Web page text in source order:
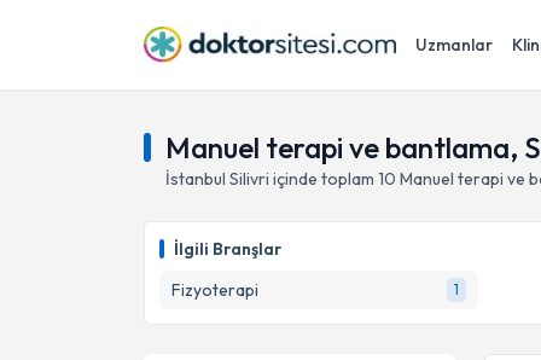
Uzmanlar
Manuel terapi ve bantlama,
İstanbul Silivri içinde toplam 10 Manuel terapi ve
İlgili Branşlar
Fizyoterapi
1